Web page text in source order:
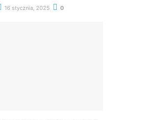
16 stycznia, 2025 0